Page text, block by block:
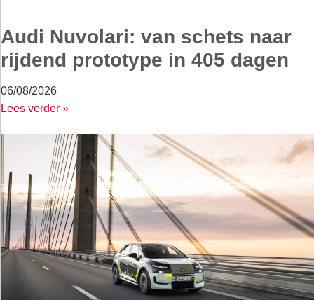
Audi Nuvolari: van schets naar
rijdend prototype in 405 dagen
06/08/2026
Lees verder »